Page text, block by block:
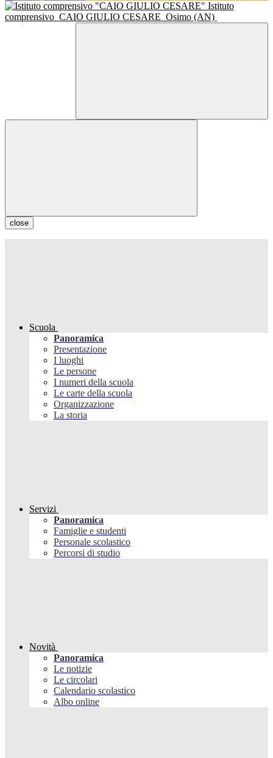
Istituto
comprensivo CAIO GIULIO CESARE Osimo (AN)
close
Scuola
Panoramica
Presentazione
I luoghi
Le persone
I numeri della scuola
Le carte della scuola
Organizzazione
La storia
Servizi
Panoramica
Famiglie e studenti
Personale scolastico
Percorsi di studio
Novità
Panoramica
Le notizie
Le circolari
Calendario scolastico
Albo online